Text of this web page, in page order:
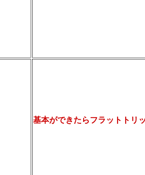
基本ができたらフラットトリ